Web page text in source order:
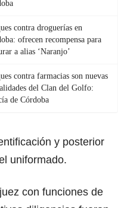
contra droguerías en
ofrecen recompensa para
a alias ‘Naranjo’
contra farmacias son nuevas
del Clan del Golfo:
de Córdoba
y posterior
uniformado.
con funciones de